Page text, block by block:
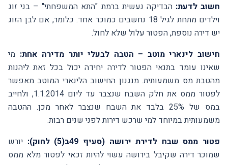
חשוב לדעת: הבדיקה נעשית ברמת "התא המשפחתי" – בני זוג
וילדים מתחת לגיל 18 נחשבים כמוכר אחד. כלומר, אם לבן הזוג
יש דירה נוספת, הפטור עלול שלא לחול.
חישוב לינארי מוטב – הטבה לבעלי יותר מדירה אחת: מי
שאינו עומד בתנאי הפטור לדירה יחידה יכול בכל זאת ליהנות
מהטבת מס משמעותית. מנגנון החישוב הלינארי המוטב מאפשר
לפטור ממס את חלק השבח שנצבר עד ליום 1.1.2014, ולחייב
במס של 25% בלבד את השבח שנצבר לאחר מכן. ההטבה
משמעותית במיוחד למי שרכש דירות לפני שנים רבות.
פטור ממס שבח לדירת ירושה (סעיף 49ב(5) לחוק):
יורש
שמוכר דירה שקיבל בירושה עשוי להיות זכאי לפטור מלא ממס